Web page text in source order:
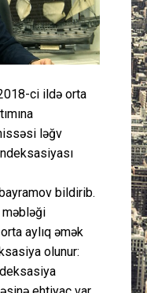
Müsahibə
Layihə
Gündəm
Cəmiyyət
Peşə etikası
Əlaqə
ci ildə orta
ləğv
bildirib.
aylıq əmək
olunur: